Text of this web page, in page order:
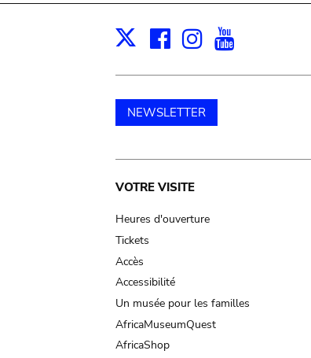
X Facebook
Instagram
NEWSLETTER
Main
navigation
VOTRE VISITE
Heures d'ouverture
Tickets
Accès
Accessibilité
Un musée pour les familles
AfricaMuseumQuest
AfricaShop